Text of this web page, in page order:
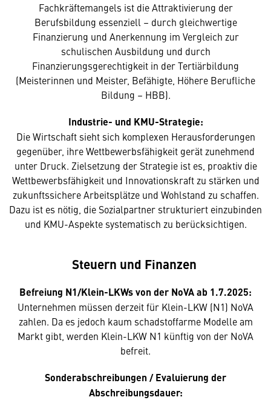
Fachkräftemangels ist die Attraktivierung der
Berufsbildung essenziell – durch gleichwertige
Finanzierung und Anerkennung im Vergleich zur
schulischen Ausbildung und durch
Finanzierungsgerechtigkeit in der Tertiärbildung
(Meisterinnen und Meister, Befähigte, Höhere Berufliche
Bildung – HBB).
Industrie- und KMU-Strategie:
Die Wirtschaft sieht sich komplexen Herausforderungen
gegenüber, ihre Wettbewerbsfähigkeit gerät zunehmend
unter Druck. Zielsetzung der Strategie ist es, proaktiv die
Wettbewerbsfähigkeit und Innovationskraft zu stärken und
zukunftssichere Arbeitsplätze und Wohlstand zu schaffen.
Dazu ist es nötig, die Sozialpartner strukturiert einzubinden
und KMU-Aspekte systematisch zu berücksichtigen.
Steuern und Finanzen
Befreiung N1/Klein-LKWs von der NoVA ab 1.7.2025:
Unternehmen müssen derzeit für Klein-LKW (N1) NoVA
zahlen. Da es jedoch kaum schadstoffarme Modelle am
Markt gibt, werden Klein-LKW N1 künftig von der NoVA
befreit.
Sonderabschreibungen / Evaluierung der
Abschreibungsdauer: